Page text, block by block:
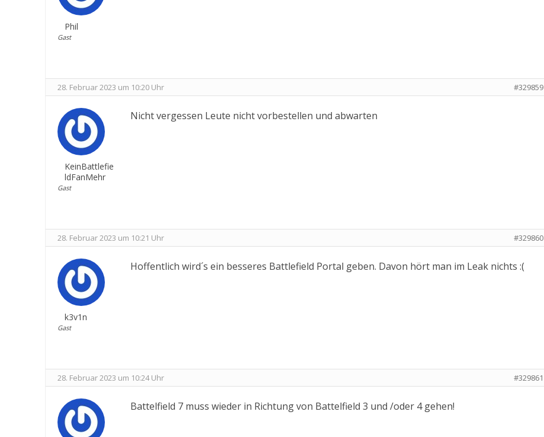
Phil
Gast
28. Februar 2023 um 10:20 Uhr #329859
KeinBattlefie
ldFanMehr
Gast
Nicht vergessen Leute nicht vorbestellen und abwarten
28. Februar 2023 um 10:21 Uhr #329860
k3v1n
Gast
Hoffentlich wird´s ein besseres Battlefield Portal geben. Davon hört man im Leak nichts :(
28. Februar 2023 um 10:24 Uhr #329861
Battelfield 7 muss wieder in Richtung von Battelfield 3 und /oder 4 gehen!